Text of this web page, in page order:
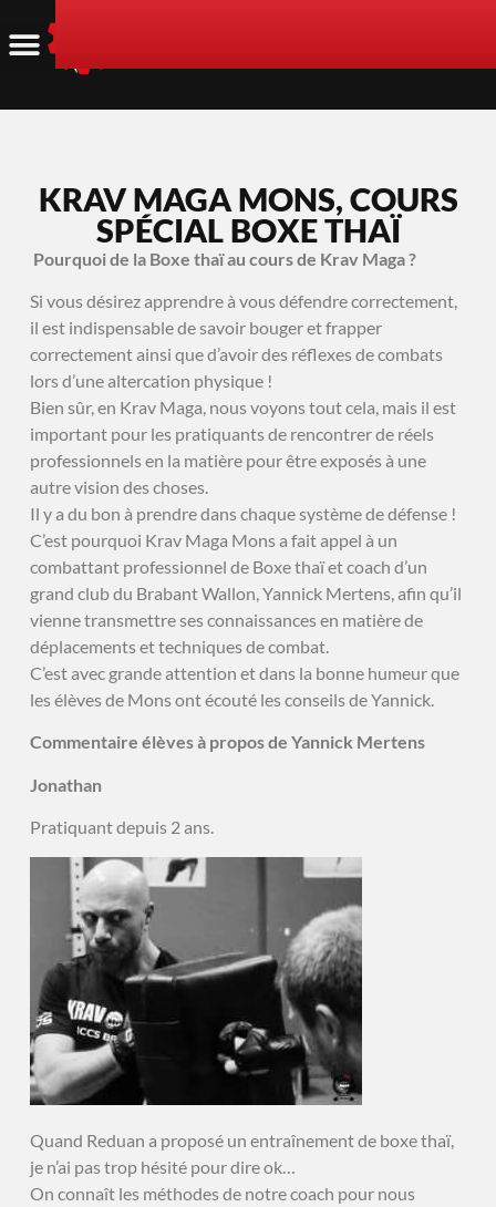
KRAV MAGA MONS, COURS
SPÉCIAL BOXE THAÏ
Pourquoi de la Boxe thaï au cours de Krav Maga ?
Si vous désirez apprendre à vous défendre correctement,
il est indispensable de savoir bouger et frapper
correctement ainsi que d’avoir des réflexes de combats
lors d’une altercation physique !
Bien sûr, en Krav Maga, nous voyons tout cela, mais il est
important pour les pratiquants de rencontrer de réels
professionnels en la matière pour être exposés à une
autre vision des choses.
Il y a du bon à prendre dans chaque système de défense !
C’est pourquoi Krav Maga Mons a fait appel à un
combattant professionnel de Boxe thaï et coach d’un
grand club du Brabant Wallon, Yannick Mertens, afin qu’il
vienne transmettre ses connaissances en matière de
déplacements et techniques de combat.
C’est avec grande attention et dans la bonne humeur que
les élèves de Mons ont écouté les conseils de Yannick.
Commentaire élèves à propos de Yannick Mertens
Jonathan
Pratiquant depuis 2 ans.
Quand Reduan a proposé un entraînement de boxe thaï,
je n’ai pas trop hésité pour dire ok…
On connaît les méthodes de notre coach pour nous